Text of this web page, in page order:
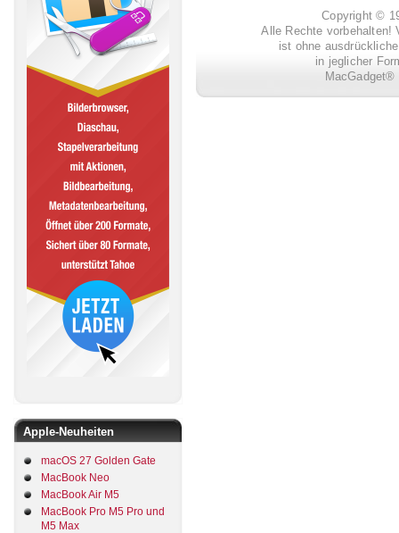
Apple-Neuheiten
macOS 27 Golden Gate
MacBook Neo
MacBook Air M5
MacBook Pro M5 Pro und
M5 Max
Copyright ©
Alle Rechte vorbehalten!
ist ohne
in jeglicher
MacGadget®